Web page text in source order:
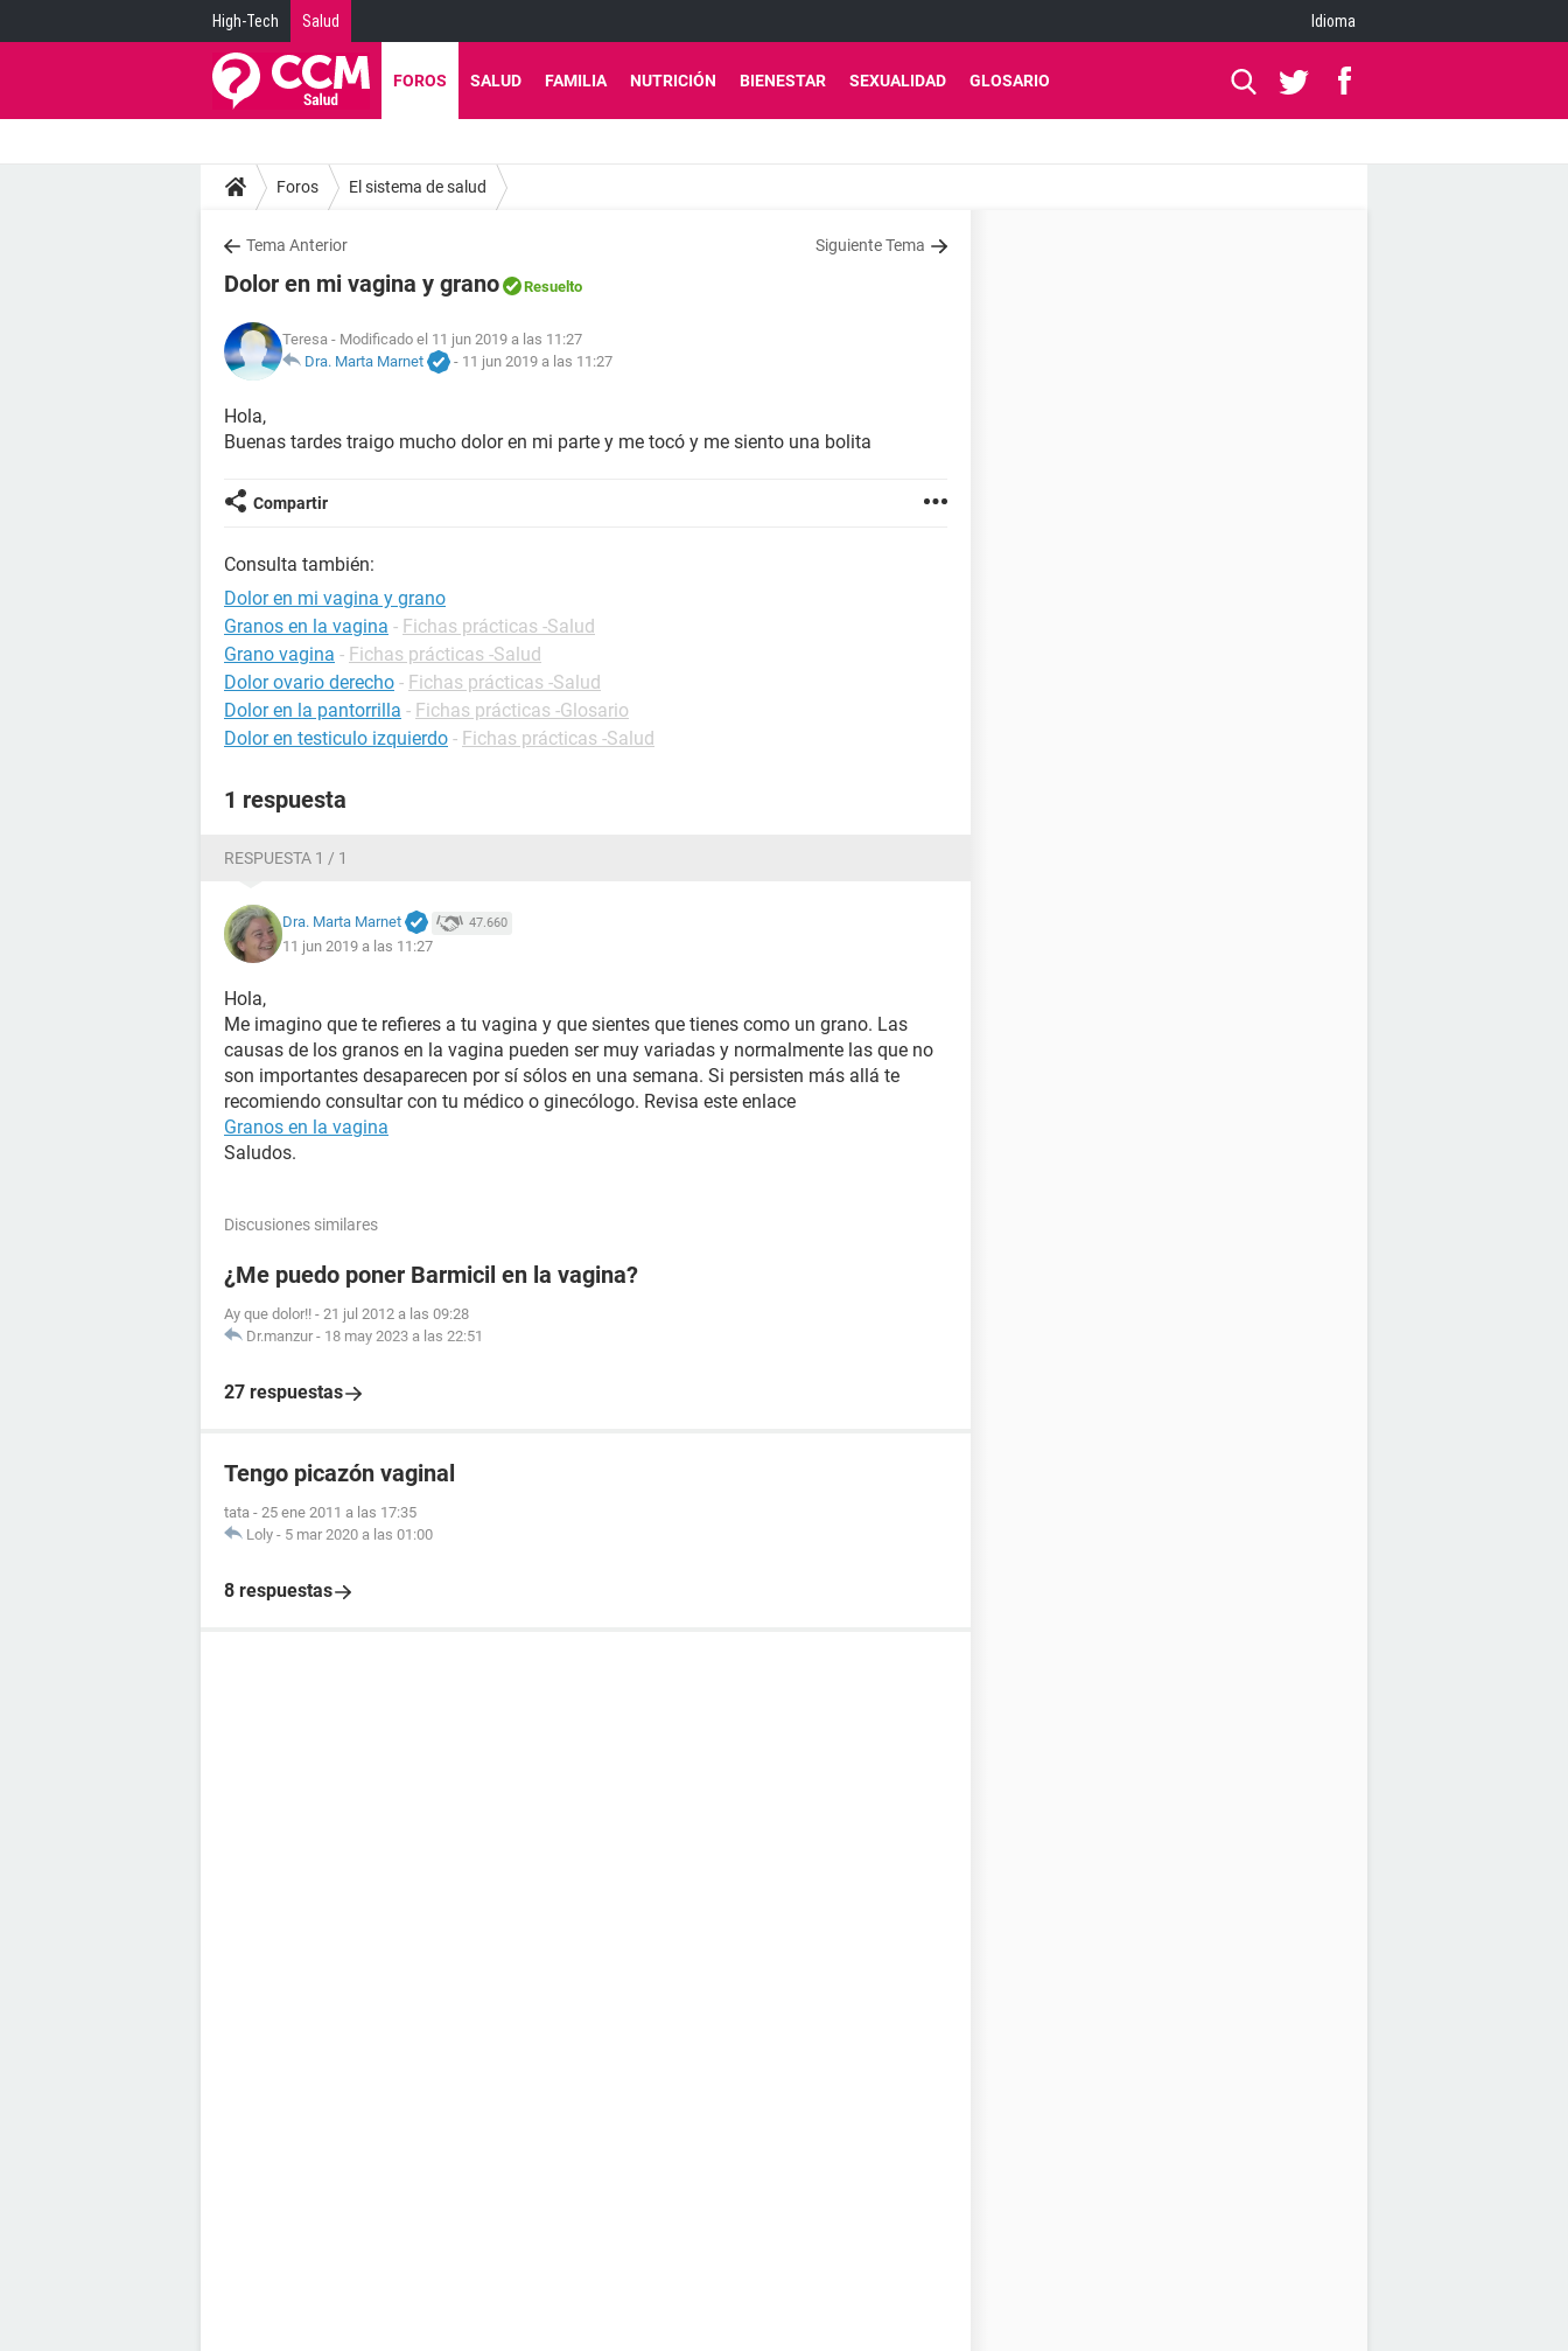
High-Tech Salud Idioma
FOROS SALUD FAMILIA NUTRICIÓN BIENESTAR SEXUALIDAD GLOSARIO
Foros El sistema de salud
Tema Anterior Siguiente Tema
Dolor en mi vagina y grano Resuelto
Teresa - Modificado el 11 jun 2019 a las 11:27
Dra. Marta Marnet
- 11 jun 2019 a las 11:27
Hola,
Buenas tardes traigo mucho dolor en mi parte y me tocó y me siento una bolita
Compartir
Consulta también:
Dolor en mi vagina y grano
Granos en la vagina - Fichas prácticas -Salud
Grano vagina - Fichas prácticas -Salud
Dolor ovario derecho - Fichas prácticas -Salud
Dolor en la pantorrilla - Fichas prácticas -Glosario
Dolor en testiculo izquierdo - Fichas prácticas -Salud
1 respuesta
RESPUESTA 1 / 1
Dra. Marta Marnet 47.660
11 jun 2019 a las 11:27
Hola,
Me imagino que te refieres a tu vagina y que sientes que tienes como un grano. Las
causas de los granos en la vagina pueden ser muy variadas y normalmente las que no
son importantes desaparecen por sí sólos en una semana. Si persisten más allá te
recomiendo consultar con tu médico o ginecólogo. Revisa este enlace
Granos en la vagina
Saludos.
Discusiones similares
¿Me puedo poner Barmicil en la vagina?
Ay que dolor!! - 21 jul 2012 a las 09:28
Dr.manzur - 18 may 2023 a las 22:51
27 respuestas
Tengo picazón vaginal
tata - 25 ene 2011 a las 17:35
Loly - 5 mar 2020 a las 01:00
8 respuestas